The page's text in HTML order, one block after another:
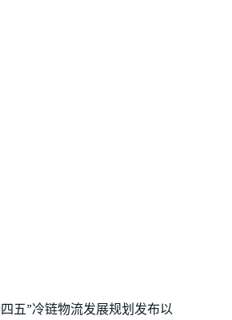
四五”冷链物流发展规划发布以